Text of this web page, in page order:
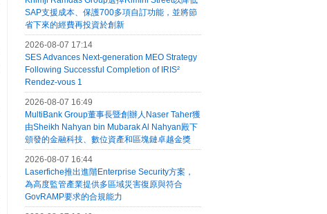
SAP支援成本、保護700多項自訂功能，並將節
省下來的經費再投資於創新
2026-08-07 17:14
SES Advances Next-generation MEO Strategy
Following Successful Completion of IRIS²
Rendez-vous 1
2026-08-07 16:49
MultiBank Group董事長暨創辦人Naser Taher獲
由Sheikh Nahyan bin Mubarak Al Nahyan殿下
頒發的金融科技、數位資產和區塊鏈卓越金獎
2026-08-07 16:44
Laserfiche推出進階Enterprise Security方案，
為高度監管產業提供多區域災害復原與符合
GovRAMP要求的合規能力